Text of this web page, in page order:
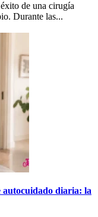
de una cirugía
Durante las...
autocuidado diaria: la